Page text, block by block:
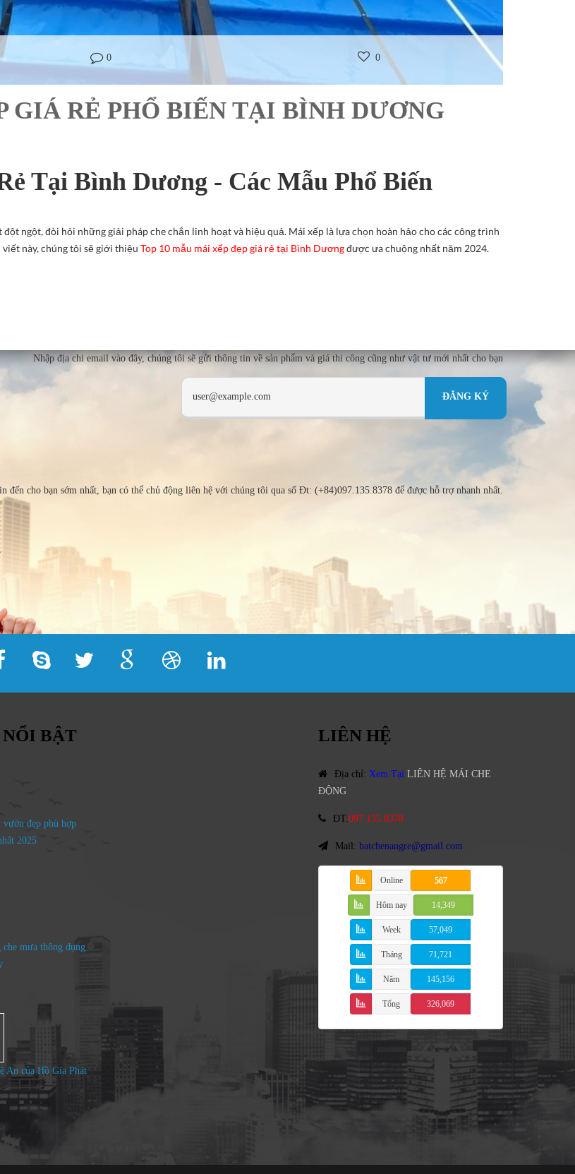
0 0
GIÁ RẺ PHỔ BIẾN TẠI BÌNH DƯƠNG
Tại Bình Dương - Các Mẫu Phổ Biến
ngột, đòi hỏi những giải pháp che chắn linh hoạt và hiệu quả. Mái xếp là lựa chọn hoàn hảo cho các công trình
này, chúng tôi sẽ giới thiệu Top 10 mẫu mái xếp đẹp giá rẻ tại Bình Dươngđược ưa chuộng nhất năm 2024.
Nhập địa chi email vào đây, chúng tôi sẽ gửi thông tin về sản phẩm và giá thi công cũng như vật tư mới nhất cho bạn
đến cho bạn sớm nhất, bạn có thể chủ động liên hệ với chúng tôi qua số Đt: (+84)097.135.8378 để được hỗ trợ nhanh nhất.
BẬT
vườn đẹp phù hợp
2025
che mưa thông dụng
An của Hồ Gia Phát
LIÊN HỆ
Địa chỉ: Xem Tại LIÊN HỆ MÁI CHE
ĐỘNG
ĐT:097.135.8378
Mail: batchenangre@gmail.com
Online 567
Hôm nay 14,349
Week 57,049
Tháng 71,721
Năm 145,156
Tổng 326,069